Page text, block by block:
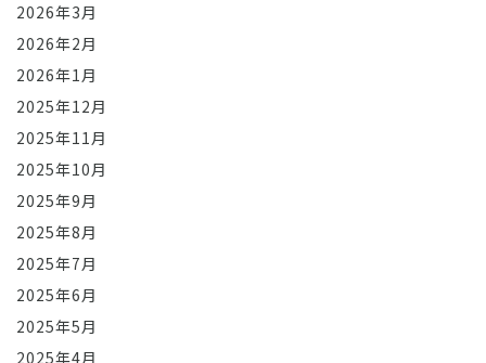
2026年3月
2026年2月
2026年1月
2025年12月
2025年11月
2025年10月
2025年9月
2025年8月
2025年7月
2025年6月
2025年5月
2025年4月